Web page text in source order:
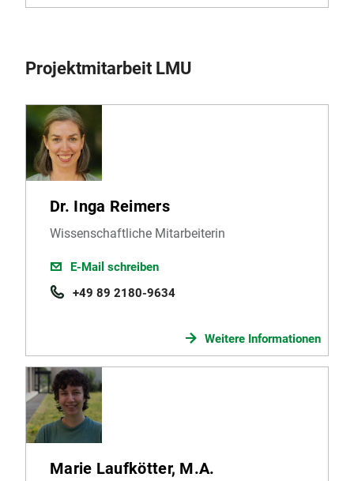
Projektmitarbeit LMU
Dr. Inga Reimers
Wissenschaftliche Mitarbeiterin
E-Mail schreiben
+49 89 2180-9634
Weitere Informationen
Marie Laufkötter, M.A.